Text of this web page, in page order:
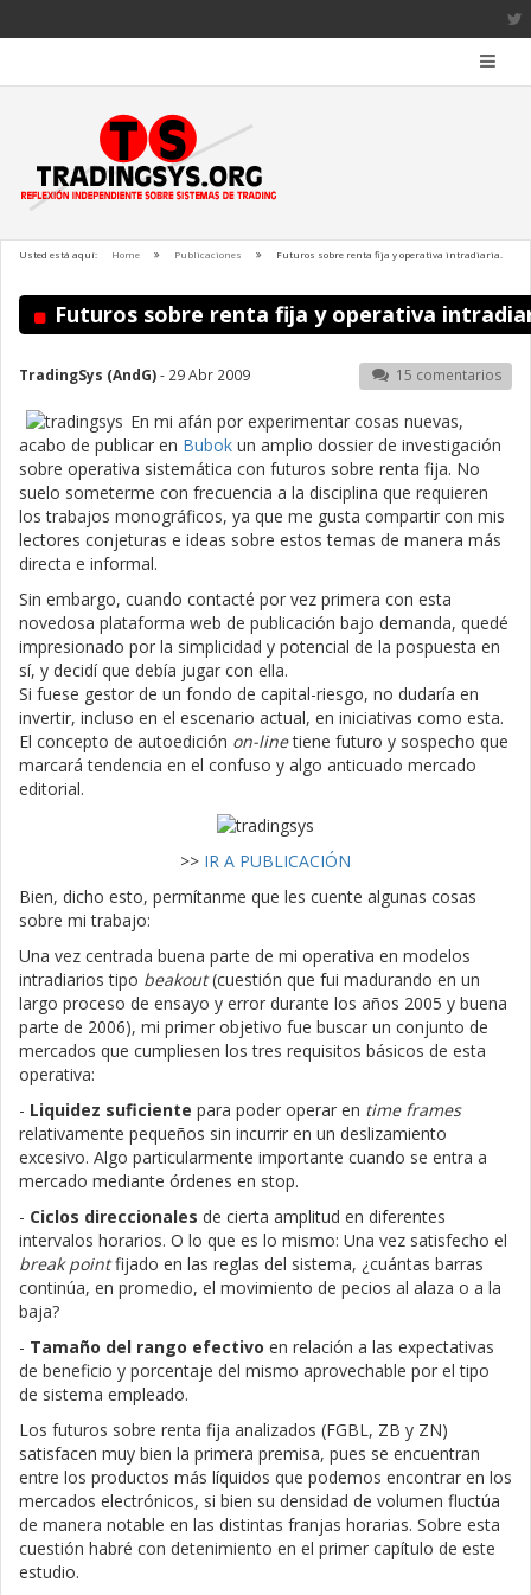
Usted está aquí: Home Publicaciones Futuros sobre renta fija y operativa intradiaria.
Futuros sobre renta fija y operativa
TradingSys (AndG)- 29 Abr 2009 15 comentarios
En mi afán por experimentar cosas nuevas,
acabo de publicar en Bubok un amplio dossier de investigación
sobre operativa sistemática con futuros sobre renta fija. No
suelo someterme con frecuencia a la disciplina que requieren
los trabajos monográficos, ya que me gusta compartir con mis
lectores conjeturas e ideas sobre estos temas de manera más
directa e informal.
Sin embargo, cuando contacté por vez primera con esta
novedosa plataforma web de publicación bajo demanda, quedé
impresionado por la simplicidad y potencial de la pospuesta en
sí, y decidí que debía jugar con ella.
Si fuese gestor de un fondo de capital-riesgo, no dudaría en
invertir, incluso en el escenario actual, en iniciativas como esta.
El concepto de autoedición on-linetiene futuro y sospecho que
marcará tendencia en el confuso y algo anticuado mercado
editorial.
>> IR A PUBLICACIÓN
Bien, dicho esto, permítanme que les cuente algunas cosas
sobre mi trabajo:
Una vez centrada buena parte de mi operativa en modelos
intradiarios tipo beakout(cuestión que fui madurando en un
largo proceso de ensayo y error durante los años 2005 y buena
parte de 2006), mi primer objetivo fue buscar un conjunto de
mercados que cumpliesen los tres requisitos básicos de esta
operativa:
- Liquidez suficiente para poder operar en time frames
relativamente pequeños sin incurrir en un deslizamiento
excesivo. Algo particularmente importante cuando se entra a
mercado mediante órdenes en stop.
- Ciclos direccionales de cierta amplitud en diferentes
intervalos horarios. O lo que es lo mismo: Una vez satisfecho el
break point fijado en las reglas del sistema, ¿cuántas barras
continúa, en promedio, el movimiento de pecios al alaza o a la
baja?
- Tamaño del rango efectivo en relación a las expectativas
de beneficio y porcentaje del mismo aprovechable por el tipo
de sistema empleado.
Los futuros sobre renta fija analizados (FGBL, ZB y ZN)
satisfacen muy bien la primera premisa, pues se encuentran
entre los productos más líquidos que podemos encontrar en los
mercados electrónicos, si bien su densidad de volumen fluctúa
de manera notable en las distintas franjas horarias. Sobre esta
cuestión habré con detenimiento en el primer capítulo de este
estudio.